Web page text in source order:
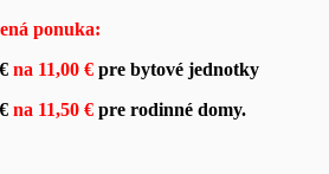
ponuka:
na 11,00 € pre bytové jednotky
na 11,50 € pre rodinné domy.